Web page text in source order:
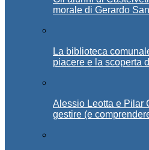
morale di Gerardo
La biblioteca
piacere e la scoperta
Alessio Leotta e Pilar
gestire (e